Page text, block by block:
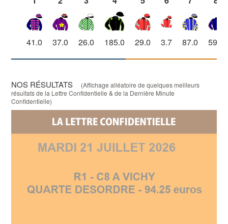
41.0 37.0 26.0 185.0 29.0 3.7 87.0 59.0
NOS RÉSULTATS
(Affichage alléatoire de quelques meilleurs
résultats de la Lettre Confidentielle & de la Dernière Minute
Confidentielle)